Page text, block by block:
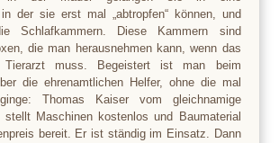
der sie erst mal „abtropfen“ können, und
Schlafkammern. Diese Kammern sind
die man herausnehmen kann, wenn das
muss. Begeistert ist man beim
die ehrenamtlichen Helfer, ohne die mal
Thomas Kaiser vom gleichnamige
stellt Maschinen kostenlos und Baumaterial
bereit. Er ist ständig im Einsatz. Dann